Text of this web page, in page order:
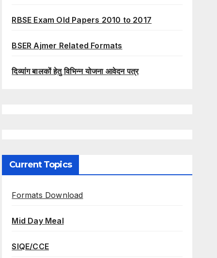
RBSE Exam Old Papers 2010 to 2017
BSER Ajmer Related Formats
दिव्यांग बालकों हेतु विभिन्न योजना आवेदन पत्र
Current Topics
Formats Download
Mid Day Meal
SIQE/CCE